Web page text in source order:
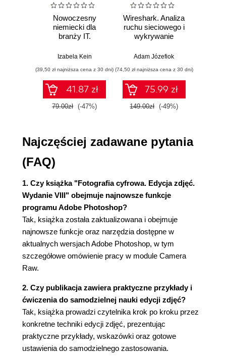
nie tylko podstawy (031)
Jednoczesna edycja wielu zdjęć (032)
Akcentowanie detali i tekstur przy użyciu suwaka
Clarity (Przejrzystość) (035)
Korekcja kontrastu przy użyciu krzywych (037)
Wyostrzanie w module Camera Raw (043)
Korekcja poszczególnych zakresów barw (048)
Usuwanie plamek, przebarwień i innych
Usuwanie mgły (053)
Kadrowanie i prostowanie zdjęć (057)
fotografii RAW (061)
Decydowanie o wyglądzie zdjęć RAW
przeznaczonych do otwarcia w Photoshopie (063)
Kalibracja Camera Raw pod kątem posiadanego
aparatu fotograficznego (066)
Photoshop - kruczki i sztuczki (067)
Rozdział 3. Ekipa dostosowawcza. Narzędzia
Rozjaśnianie, przyciemnianie i korekcja
wybranych fragmentów zdjęcia (070)
Retuszowanie portretów w module Camera Raw
(076)
Korekcja jasności nieba (i innych obiektów) przy
Nowoczesny
niemiecki dla
branży IT.
przykłady i
Izabela Kein
(39,50 zł najniższa cena z 30 dni)
41.87 zł
79.00zł (-47%)
Wireshark. Analiza
ruchu sieciowego i
wykrywanie
Adam Józefiok
(74,50 zł najniższa cena z 30 dni)
75.99 zł
149.00zł (-49%)
Najczęściej zadawane pytania
(FAQ)
1. Czy książka "Fotografia cyfrowa. Edycja zdjęć.
Wydanie VIII" obejmuje najnowsze funkcje
programu Adobe Photoshop?
Tak, książka została zaktualizowana i obejmuje
najnowsze funkcje oraz narzędzia dostępne w
aktualnych wersjach Adobe Photoshop, w tym
szczegółowe omówienie pracy w module Camera
Raw.
2. Czy publikacja zawiera praktyczne przykłady i
ćwiczenia do samodzielnej nauki edycji zdjęć?
Tak, książka prowadzi czytelnika krok po kroku przez
konkretne techniki edycji zdjęć, prezentując
praktyczne przykłady, wskazówki oraz gotowe
ustawienia do samodzielnego zastosowania.